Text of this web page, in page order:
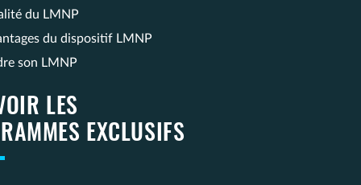
du LMNP
du dispositif LMNP
son LMNP
LES
EXCLUSIFS